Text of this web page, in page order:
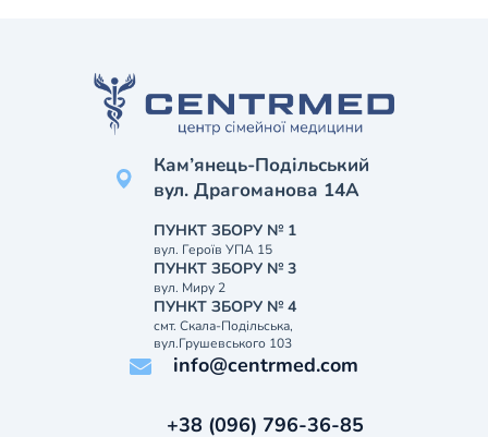
Кам’янець-Подільський
вул. Драгоманова 14А
ПУНКТ ЗБОРУ № 1
вул. Героїв УПА 15
ПУНКТ ЗБОРУ № 3
вул. Миру 2
ПУНКТ ЗБОРУ № 4
смт. Скала-Подільська,
вул.Грушевського 103
info@centrmed.com
+38 (096) 796-36-85